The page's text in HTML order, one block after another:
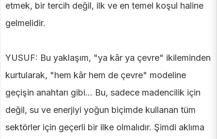
etmek, bir tercih değil, ilk ve en temel koşul haline
gelmelidir.
YUSUF: Bu yaklaşım, "ya kâr ya çevre" ikileminden
kurtularak, "hem kâr hem de çevre" modeline
geçişin anahtarı gibi… Bu, sadece madencilik için
değil, su ve enerjiyi yoğun biçimde kullanan tüm
sektörler için geçerli bir ilke olmalıdır. Şimdi aklıma